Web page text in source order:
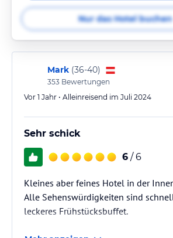
Nur das Hotel buchen
Mark (36-40)
353 Bewertungen
Vor 1 Jahr • Alleinreisend im Juli 2024
Sehr schick
6 / 6
Kleines aber feines Hotel in der
Alle Sehenswürdigkeiten sind
leckeres Frühstücksbuffet.